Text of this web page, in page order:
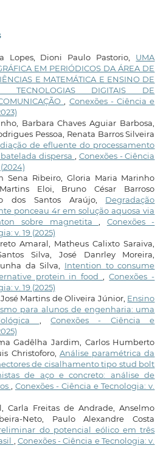
Lopes, Dioni Paulo Pastorio, UMA
EM PERIÓDICOS DA ÁREA DE
E MATEMÁTICA E ENSINO DE
TECNOLOGIAS DIGITAIS DE
, Conexões - Ciência e
Barbara Chaves Aguiar Barbosa,
Pessoa, Renata Barros Silveira
de efluente do processamento
dispersa , Conexões - Ciência
Sena Ribeiro, Gloria Maria Marinho
Eloi, Bruno César Barroso
dos Santos Araújo, Degradação
ponceau 4r em solução aquosa via
sobre magnetita, Conexões -
v. 19 (2025)
Amaral, Matheus Calixto Saraiva,
Silva, José Danrley Moreira,
da Silva, Intention to consume
protein in food,Conexões -
v. 19 (2025)
Martins de Oliveira Júnior, Ensino
para alunos de engenharia: uma
,Conexões - Ciência e
Gadêlha Jardim, Carlos Humberto
Christoforo, Análise paramétrica da
de cisalhamento tipo stud bolt
de aço e concreto: análise de
, Conexões - Ciência e Tecnologia: v.
Carla Freitas de Andrade, Anselmo
Neto, Paulo Alexandre Costa
do potencial eólico em três
, Conexões - Ciência e Tecnologia: v.